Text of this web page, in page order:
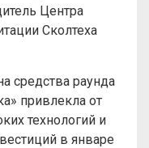
Центра
Сколтеха
средства раунда
привлекла от
технологий и
в январе